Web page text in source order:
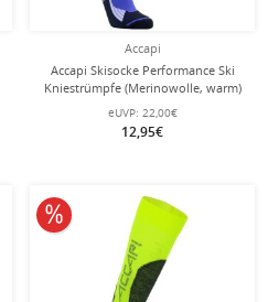
Accapi
Accapi Skisocke Performance Ski
Kniestrümpfe (Merinowolle, warm)
blau/schwarz - 1 Paar
eUVP: 22,00€
12,95€
10% reduziert